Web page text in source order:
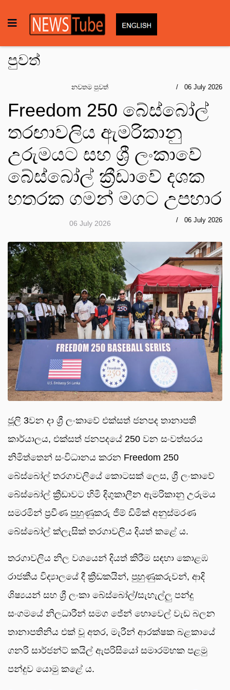
පුවත්
නවතම පුවත් 06 July 2026
Freedom 250 බේස්බෝල්
තරඟාවලිය ඇමරිකානු
උරුමයට සහ ශ්‍රී ලංකාවේ
බේස්බෝල් ක්‍රීඩාවේ දශක
හතරක ගමන් මගට උපහාර
06 July 2026 06 July 2026
ජූලි 3වන දා ශ්‍රී ලංකාවේ එක්සත් ජනපද තානාපති
කාර්යාලය, එක්සත් ජනපදයේ 250 වන සංවත්සරය
නිමිත්තෙන් සංවිධානය කරන Freedom 250
බේස්බෝල් තරගාවලියේ කොටසක් ලෙස, ශ්‍රී ලංකාවේ
බේස්බෝල් ක්‍රීඩාවට හිමි දිගුකාලීන ඇමරිකානු උරුමය
සමරමින් ප්‍රවීණ පුහුණුකරු ජිම් ඩිමික් අනුස්මරණ
බේස්බෝල් ක්ලැසික් තරගාවලිය දියත් කළේ ය.
තරගාවලිය නිල වශයෙන් දියත් කිරීම සඳහා කොළඹ
රාජකීය විද්‍යාලයේ දී ක්‍රීඩකයින්, පුහුණුකරුවන්, ආදි
ශිෂ්‍යයන් සහ ශ්‍රී ලංකා බේස්බෝල්/සැහැල්ලු පන්දු
සංගමයේ නිලධාරීන් සමග ජේන් හොවෙල් වැඩ බලන
තානාපතිනිය එක් වූ අතර, මැරීන් ආරක්ෂක බළකායේ
ගනරි සාර්ජන්ට් කයිල් ඇපරිසියෝ සමාරම්භක පළමු
පන්දුව යොමු කළේ ය.